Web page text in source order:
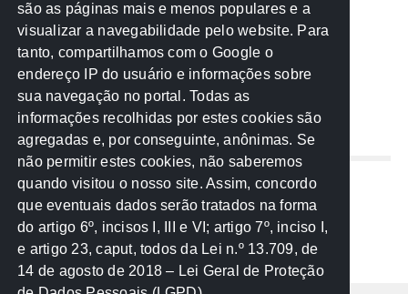
MPF Notícias PF PGE-MT PGR
Receita Federal Sem categoria
TCE-MT TCU TRE
REDE NOS ESTADOS
Mato Grosso do Sul
Paraná
Nacional
são as páginas mais e menos populares e a
visualizar a navegabilidade pelo website. Para
tanto, compartilhamos com o Google o
endereço IP do usuário e informações sobre
sua navegação no portal. Todas as
informações recolhidas por estes cookies são
agregadas e, por conseguinte, anônimas. Se
não permitir estes cookies, não saberemos
quando visitou o nosso site. Assim, concordo
que eventuais dados serão tratados na forma
do artigo 6º, incisos I, III e VI; artigo 7º, inciso I,
e artigo 23, caput, todos da Lei n.º 13.709, de
14 de agosto de 2018 – Lei Geral de Proteção